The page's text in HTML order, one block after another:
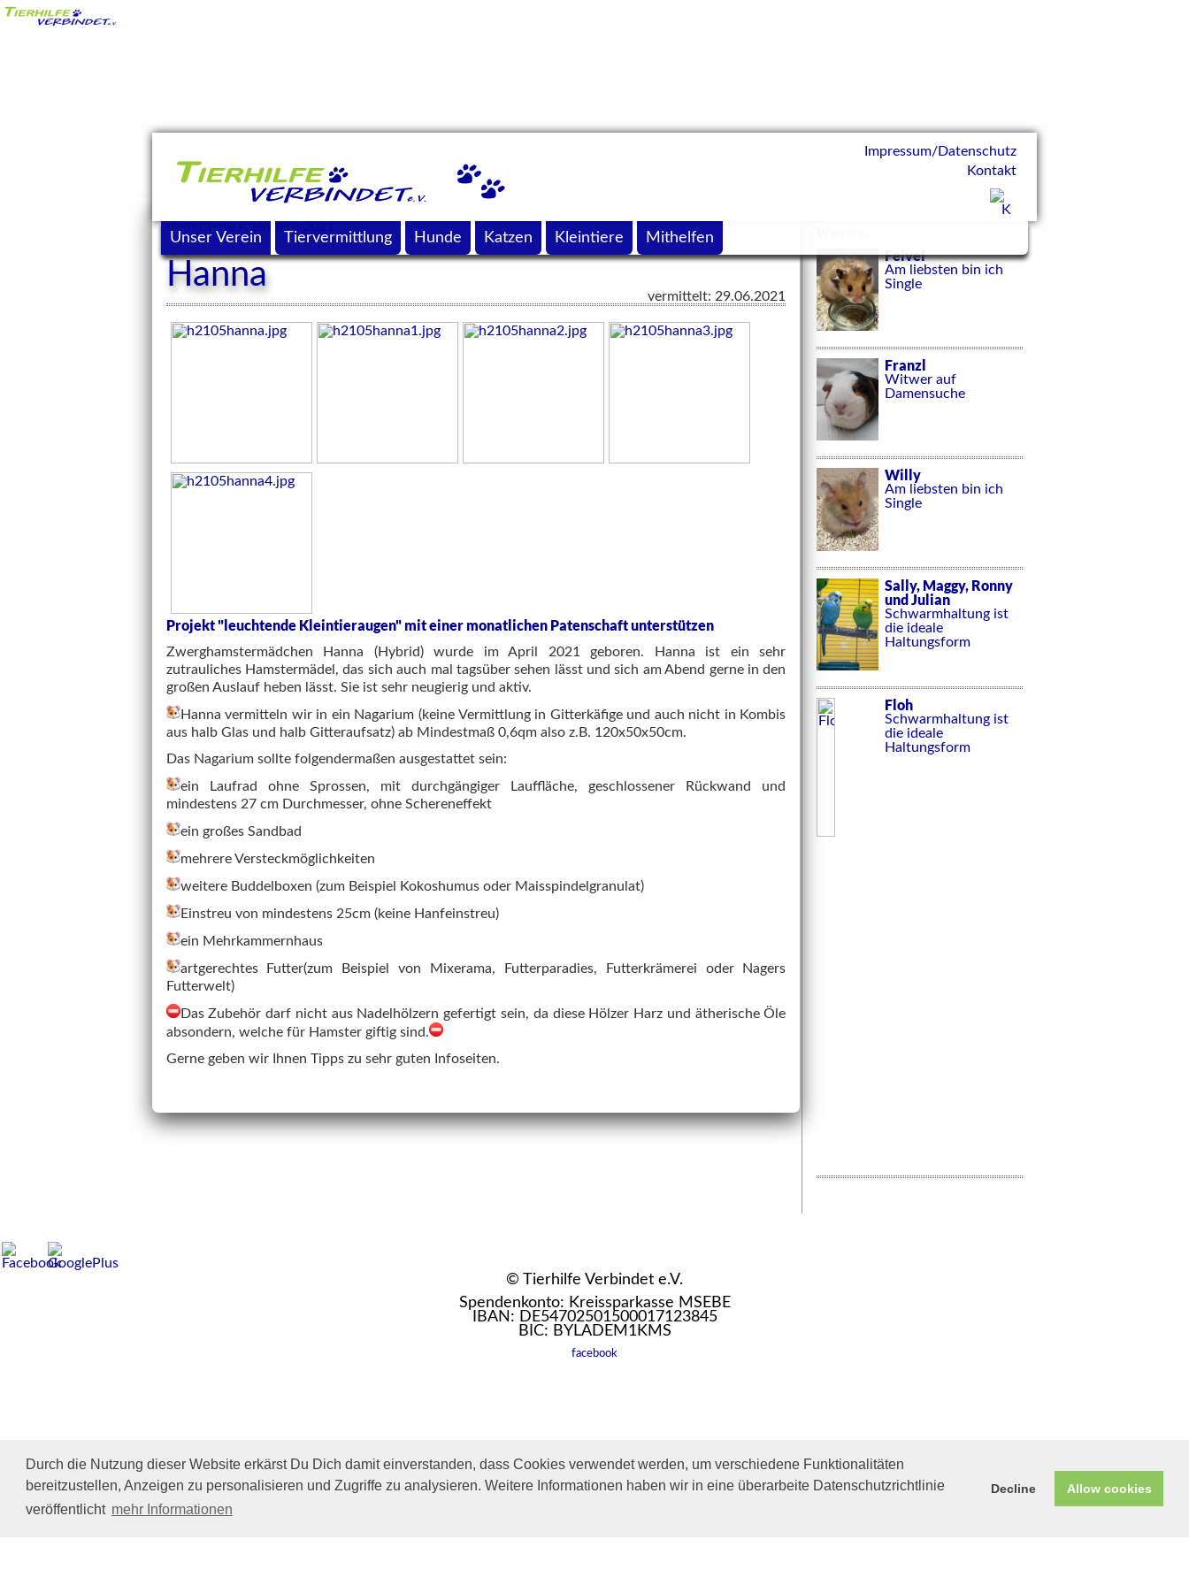
Durch die Nutzung dieser Website erkärst Du Dich damit einverstanden, dass Cookies verwendet werden, um verschiedene Funktionalitäten
bereitzustellen, Anzeigen zu personalisieren und Zugriffe zu analysieren. Weitere Informationen haben wir in eine überarbeite Datenschutzrichtlinie
veröffentlicht mehr Informationen
Decline Allow cookies
Feivel
Am liebsten bin ich
Single
Franzl
Witwer auf
Damensuche
Willy
Am liebsten bin ich
Single
Sally, Maggy, Ronny
und Julian
Schwarmhaltung ist
die ideale
Haltungsform
Floh
Schwarmhaltung ist
die ideale
Haltungsform
Hanna
vermittelt: 29.06.2021
Projekt "leuchtende Kleintieraugen" mit einer monatlichen Patenschaft unterstützen
Zwerghamstermädchen Hanna (Hybrid) wurde im April 2021 geboren. Hanna ist ein sehr
zutrauliches Hamstermädel, das sich auch mal tagsüber sehen lässt und sich am Abend gerne in den
großen Auslauf heben lässt. Sie ist sehr neugierig und aktiv.
Hanna vermitteln wir in ein Nagarium (keine Vermittlung in Gitterkäfige und auch nicht in Kombis
aus halb Glas und halb Gitteraufsatz) ab Mindestmaß 0,6qm also z.B. 120x50x50cm.
Das Nagarium sollte folgendermaßen ausgestattet sein:
ein Laufrad ohne Sprossen, mit durchgängiger Lauffläche, geschlossener Rückwand und
mindestens 27 cm Durchmesser, ohne Schereneffekt
ein großes Sandbad
mehrere Versteckmöglichkeiten
weitere Buddelboxen (zum Beispiel Kokoshumus oder Maisspindelgranulat)
Einstreu von mindestens 25cm (keine Hanfeinstreu)
ein Mehrkammernhaus
artgerechtes Futter(zum Beispiel von Mixerama, Futterparadies, Futterkrämerei oder Nagers
Futterwelt)
Das Zubehör darf nicht aus Nadelhölzern gefertigt sein, da diese Hölzer Harz und ätherische Öle
absondern, welche für Hamster giftig sind.
Gerne geben wir Ihnen Tipps zu sehr guten Infoseiten.
© Tierhilfe Verbindet e.V.
Spendenkonto: Kreissparkasse MSEBE
IBAN: DE54702501500017123845
BIC: BYLADEM1KMS
facebook
Impressum/Datenschutz
Kontakt
Helfen Sie mit!
Impressum/DatenschutzTierhilfe Verbindet (c)
Unser Verein Tiervermittlung Hunde Katzen Kleintiere Mithelfen